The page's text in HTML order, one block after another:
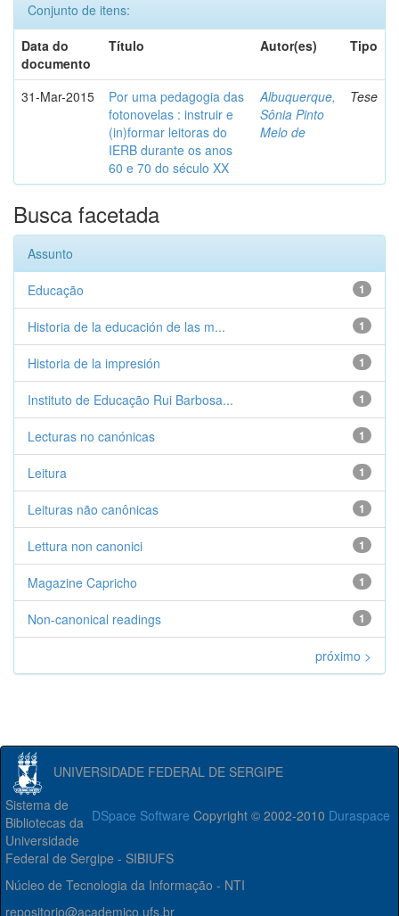
Conjunto de itens:
Data do
documento
Título Autor(es) Tipo
31-Mar-2015
Por uma pedagogia das
fotonovelas : instruir e
(in)formar leitoras do
IERB durante os anos
60 e 70 do século XX
Albuquerque,
Sônia Pinto
Melo de
Tese
Busca facetada
Assunto
1
Educação
1
Historia de la educación de las m...
1
Historia de la impresión
1
Instituto de Educação Rui Barbosa...
1
Lecturas no canónicas
1
Leitura
1
Leituras não canônicas
1
Lettura non canonici
1
Magazine Capricho
1
Non-canonical readings
próximo >
UNIVERSIDADE FEDERAL DE SERGIPE
DSpace Software Copyright © 2002-2010 Duraspace
Sistema de
Bibliotecas da
Universidade
Federal de Sergipe - SIBIUFS
Núcleo de Tecnologia da Informação - NTI
repositorio@academico.ufs.br